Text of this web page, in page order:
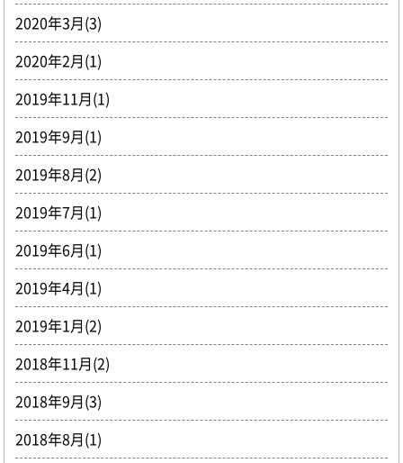
2020年3月(3)
2020年2月(1)
2019年11月(1)
2019年9月(1)
2019年8月(2)
2019年7月(1)
2019年6月(1)
2019年4月(1)
2019年1月(2)
2018年11月(2)
2018年9月(3)
2018年8月(1)